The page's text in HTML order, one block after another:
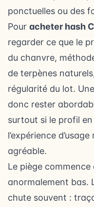
ponctuelles ou des
Pour acheter hash
regarder ce que le
du chanvre,
de terpènes
régularité du lot. Une
donc rester
surtout si le profil en
l’expérience
agréable.
Le piège
anormalement bas.
chute souvent :